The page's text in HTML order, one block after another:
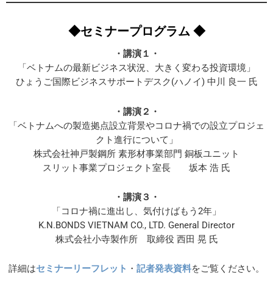
◆セミナープログラム ◆
・講演１・
「ベトナムの最新ビジネス状況、大きく変わる投資環境」
ひょうご国際ビジネスサポートデスク(ハノイ) 中川 良一 氏
・講演２・
「ベトナムへの製造拠点設立背景やコロナ禍での設立プロジェ
クト進行について」
株式会社神戸製鋼所 素形材事業部門 銅板ユニット
スリット事業プロジェクト室長 坂本 浩 氏
・講演３・
「コロナ禍に進出し、気付けばもう2年」
K.N.BONDS VIETNAM CO., LTD. General Director
株式会社小寺製作所 取締役 西田 晃 氏
詳細はセミナーリーフレット ・ 記者発表資料をご覧ください。